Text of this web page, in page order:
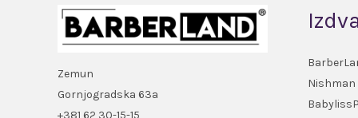
Zemun
Gornjogradska 63a
+381 62 30-15-15
Nishman